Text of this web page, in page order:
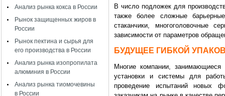
Анализ рынка кокса в России
Рынок защищенных жиров в
России
Рынок пектина и сырья для
его производства в России
Анализ рынка изопропилата
алюминия в России
Анализ рынка тиомочевины
в России
В число подложек для
также более сложные
стаканчики, многоголовочные
зависимости от параметров
БУДУЩЕЕ ГИБКОЙ
Многие компании, занимающиеся
установки и системы для
проведение испытаний новых